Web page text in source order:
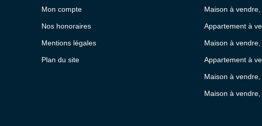
Mon compte
Nos honoraires
Mentions légales
Plan du site
Maison à vendre,
Appartement à
Maison à
Appartement à
Maison à
Maison à